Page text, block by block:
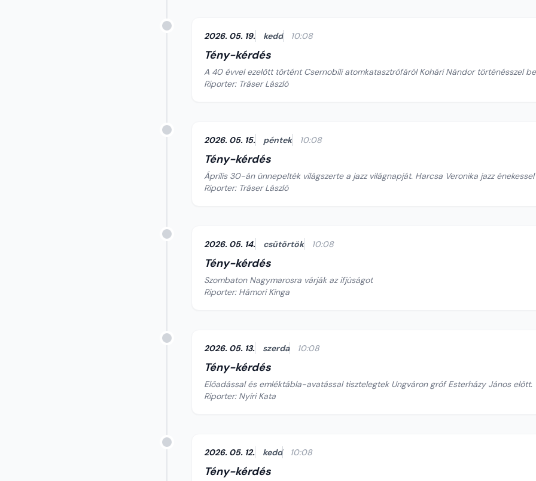
2026. 05. 19. kedd 10:08
Tény-kérdés
A 40 évvel ezelőtt történt Csernobili atomkatasztrófáról Kohári Nándor történésszel
Riporter: Tráser László
2026. 05. 15. péntek 10:08
Tény-kérdés
Április 30-án ünnepelték világszerte a jazz világnapját. Harcsa Veronika jazz
Riporter: Tráser László
2026. 05. 14. csütörtök 10:08
Tény-kérdés
Szombaton Nagymarosra várják az ifjúságot
Riporter: Hámori Kinga
2026. 05. 13. szerda 10:08
Tény-kérdés
Előadással és emléktábla-avatással tisztelegtek Ungváron gróf Esterházy János előtt.
Riporter: Nyíri Kata
2026. 05. 12. kedd 10:08
Tény-kérdés